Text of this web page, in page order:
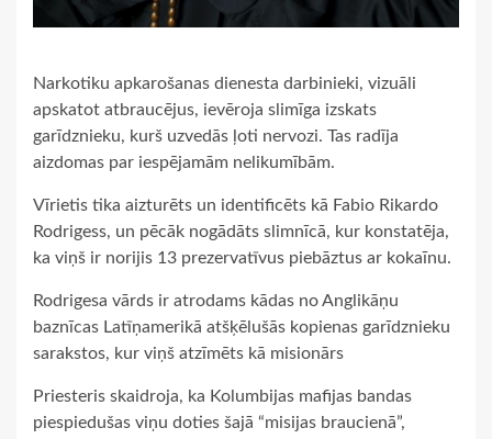
Narkotiku apkarošanas dienesta darbinieki, vizuāli
apskatot atbraucējus, ievēroja slimīga izskats
garīdznieku, kurš uzvedās ļoti nervozi. Tas radīja
aizdomas par iespējamām nelikumībām.
Vīrietis tika aizturēts un identificēts kā Fabio Rikardo
Rodrigess, un pēcāk nogādāts slimnīcā, kur konstatēja,
ka viņš ir norijis 13 prezervatīvus piebāztus ar kokaīnu.
Rodrigesa vārds ir atrodams kādas no Anglikāņu
baznīcas Latīņamerikā atšķēlušās kopienas garīdznieku
sarakstos, kur viņš atzīmēts kā misionārs
Priesteris skaidroja, ka Kolumbijas mafijas bandas
piespiedušas viņu doties šajā “misijas braucienā”,